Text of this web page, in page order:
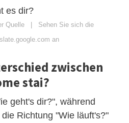
es dir?
Quelle | Sehen Sie sich die
an
zwischen
stai?
geht's dir?", während
Richtung "Wie läuft's?"